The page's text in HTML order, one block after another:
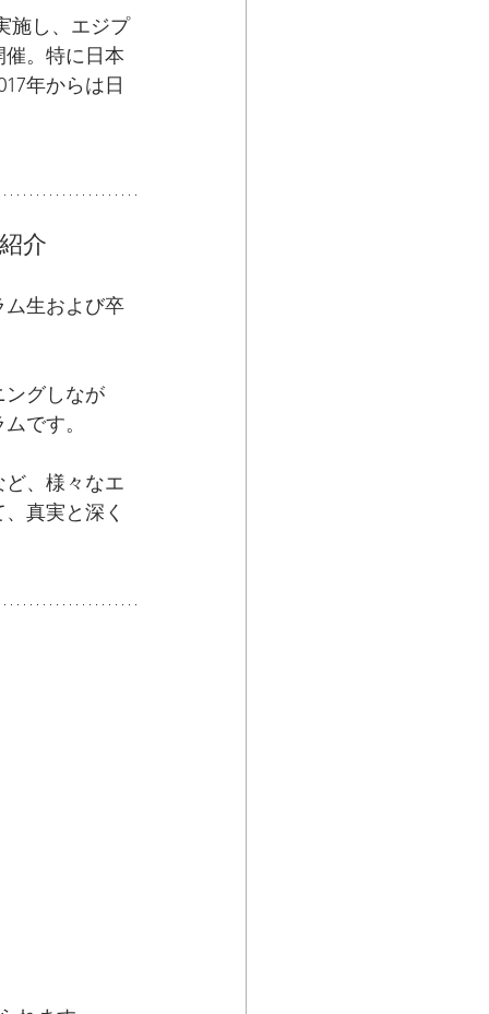
催。特に日本
年からは日
介
ム生および卒
ングしなが
です。
、様々なエ
真実と深く